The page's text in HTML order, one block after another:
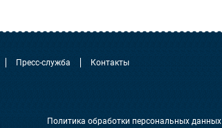
Пресс-служба Контакты
Политика обработки персональных данных